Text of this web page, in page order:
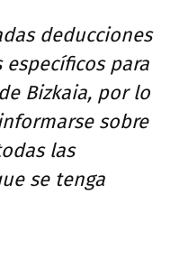
deducciones
específicos para
Bizkaia, por lo
sobre
las
se tenga